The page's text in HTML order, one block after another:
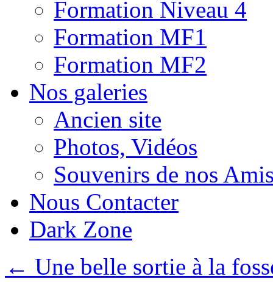
Formation Niveau 4
Formation MF1
Formation MF2
Nos galeries
Ancien site
Photos, Vidéos
Souvenirs de nos
Nous Contacter
Dark Zone
← Une belle sortie à la